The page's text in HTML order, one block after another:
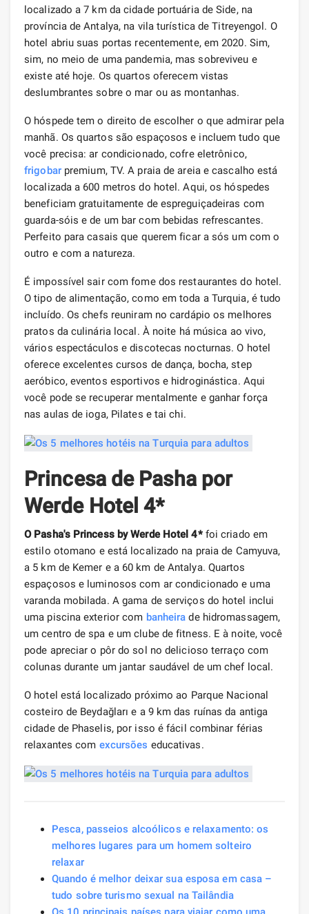
localizado a 7 km da cidade portuária de Side, na
província de Antalya, na vila turística de Titreyengol. O
hotel abriu suas portas recentemente, em 2020. Sim,
sim, no meio de uma pandemia, mas sobreviveu e
existe até hoje. Os quartos oferecem vistas
deslumbrantes sobre o mar ou as montanhas.
O hóspede tem o direito de escolher o que admirar pela
manhã. Os quartos são espaçosos e incluem tudo que
você precisa: ar condicionado, cofre eletrônico,
frigobarpremium, TV. A praia de areia e cascalho está
localizada a 600 metros do hotel. Aqui, os hóspedes
beneficiam gratuitamente de espreguiçadeiras com
guarda-sóis e de um bar com bebidas refrescantes.
Perfeito para casais que querem ficar a sós um com o
outro e com a natureza.
É impossível sair com fome dos restaurantes do hotel.
O tipo de alimentação, como em toda a Turquia, é tudo
incluído. Os chefs reuniram no cardápio os melhores
pratos da culinária local. À noite há música ao vivo,
vários espectáculos e discotecas nocturnas. O hotel
oferece excelentes cursos de dança, bocha, step
aeróbico, eventos esportivos e hidroginástica. Aqui
você pode se recuperar mentalmente e ganhar força
nas aulas de ioga, Pilates e tai chi.
Princesa de Pasha por
Werde Hotel 4*
O Pasha's Princess by Werde Hotel 4*foi criado em
estilo otomano e está localizado na praia de Camyuva,
a 5 km de Kemer e a 60 km de Antalya. Quartos
espaçosos e luminosos com ar condicionado e uma
varanda mobilada. A gama de serviços do hotel inclui
uma piscina exterior com banheira de hidromassagem,
um centro de spa e um clube de fitness. E à noite, você
pode apreciar o pôr do sol no delicioso terraço com
colunas durante um jantar saudável de um chef local.
O hotel está localizado próximo ao Parque Nacional
costeiro de Beydağları e a 9 km das ruínas da antiga
cidade de Phaselis, por isso é fácil combinar férias
relaxantes com excursões educativas.
Pesca, passeios alcoólicos e relaxamento: os
melhores lugares para um homem solteiro
relaxar
Quando é melhor deixar sua esposa em casa –
tudo sobre turismo sexual na Tailândia